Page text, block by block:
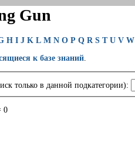
Gun
H I J K L M N O P Q R S T U V W
к базе знаний.
только в данной подкатегории):
0